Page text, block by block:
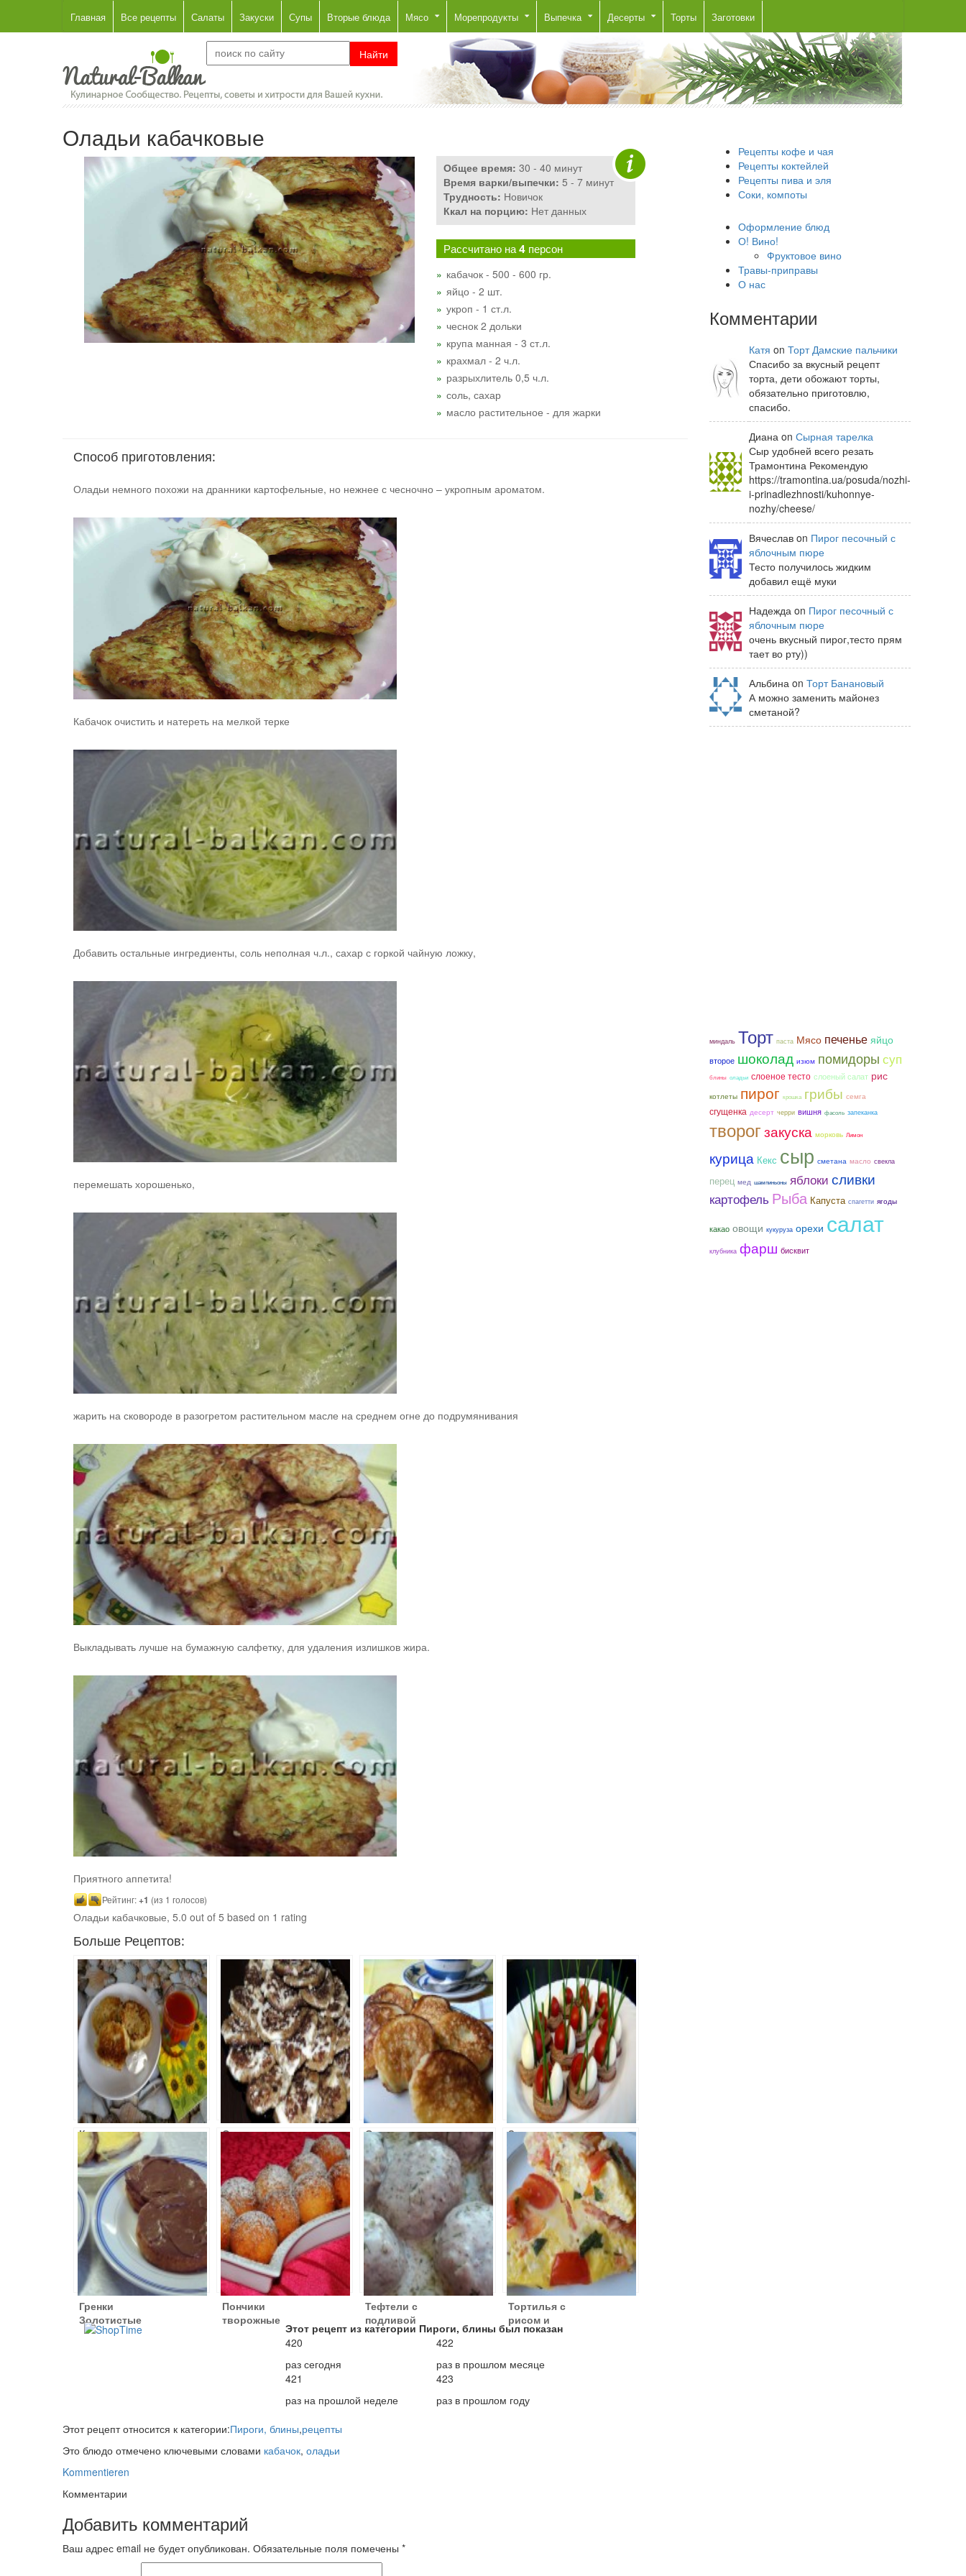
Главная Все рецепты Салаты Закуски Супы Вторые блюда Мясо Морепродукты Выпечка Десерты Торты Заготовки
Оладьи кабачковые
Общее время: 30 - 40 минут
Время варки/выпечки: 5 - 7 минут
Трудность: Новичок
Ккал на порцию: Нет данных
Рассчитано на4 персон
кабачок - 500 - 600 гр.
яйцо - 2 шт.
укроп - 1 ст.л.
чеснок 2 дольки
крупа манная - 3 ст.л.
крахмал - 2 ч.л.
разрыхлитель 0,5 ч.л.
соль, сахар
масло растительное - для жарки
Способ приготовления:
Оладьи немного похожи на дранники картофельные, но нежнее с чесночно – укропным ароматом.
Кабачок очистить и натереть на мелкой терке
Добавить остальные ингредиенты, соль неполная ч.л., сахар с горкой чайную ложку,
перемешать хорошенько,
жарить на сковороде в разогретом растительном масле на среднем огне до подрумянивания
Выкладывать лучше на бумажную салфетку, для удаления излишков жира.
Приятного аппетита!
Рейтинг:+1 (из 1 голосов)
Оладьи кабачковые, 5.0 out of 5 based on 1 rating
Больше Рецептов:
Капустные
оладьи
Оладьи из
печени
Сырники
Закуска с
муссом из
куриной печени
Гренки
Золотистые
Пончики
творожные
Тефтели с
подливой
Тортилья с
рисом и
креветками
Этот рецепт из категории Пироги, блины был показан
420
раз сегодня
422
раз в прошлом месяце
421
раз на прошлой неделе
423
раз в прошлом году
Этот рецепт относится к категории:Пироги, блины,рецепты
Это блюдо отмечено ключевыми словами кабачок, оладьи
Kommentieren
Комментарии
Добавить комментарий
Ваш адрес email не будет опубликован. Обязательные поля помечены *
Рецепты кофе и чая
Рецепты коктейлей
Рецепты пива и эля
Соки, компоты
Оформление блюд
О! Вино!
Фруктовое вино
Травы-приправы
О нас
Комментарии
Катя on Торт Дамские пальчики
Спасибо за вкусный рецепт
торта, дети обожают торты,
обязательно приготовлю,
спасибо.
Диана on Сырная тарелка
Сыр удобней всего резать
Трамонтина Рекомендую
https://tramontina.ua/posuda/nozhi-
i-prinadlezhnosti/kuhonnye-
nozhy/cheese/
Вячеслав on Пирог песочный с
яблочным пюре
Тесто получилось жидким
добавил ещё муки
Надежда on Пирог песочный с
яблочным пюре
очень вкусный пирог,тесто прям
тает во рту))
Альбина on Торт Банановый
А можно заменить майонез
сметаной?
миндаль Торт паста Мясо печенье яйцо
второе шоколад изюм помидоры суп
блины оладьи слоеное тесто слоеный салат рис
котлеты пирог крошка грибы семга
сгущенка десерт черри вишня фасоль запеканка
творогзакуска морковь Лимон
курица Кекс сыр сметана масло свекла
перец мед шампиньоны яблоки сливки
картофель Рыба Капуста спагетти ягоды
какао овощи кукуруза орехи салат
клубника фарш бисквит